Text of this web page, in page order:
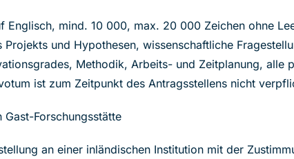
Englisch, mind. 10 000, max. 20 000 Zeichen ohne
Projekts und Hypothesen, wissenschaftliche
Methodik, Arbeits- und Zeitplanung,
ist zum Zeitpunkt des Antragsstellens nicht
Forschungsstätte
an einer inländischen Institution mit der